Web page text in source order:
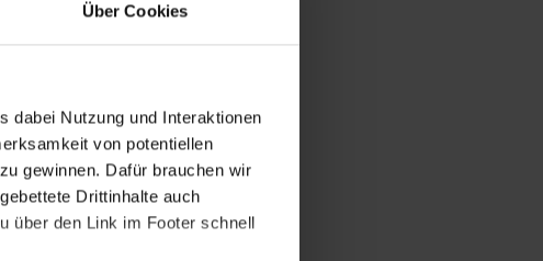
Über Cookies
dabei Nutzung und Interaktionen
von potentiellen
gewinnen. Dafür brauchen wir
Drittinhalte auch
über den Link im Footer schnell